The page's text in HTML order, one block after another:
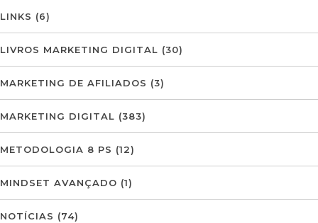
LINKS (6)
LIVROS MARKETING DIGITAL (30)
MARKETING DE AFILIADOS (3)
MARKETING DIGITAL (383)
METODOLOGIA 8 PS (12)
MINDSET AVANÇADO (1)
NOTÍCIAS (74)